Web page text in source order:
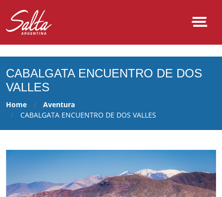
CABALGATA ENCUENTRO DE DOS
VALLES
Home
Aventura
CABALGATA ENCUENTRO DE DOS VALLES